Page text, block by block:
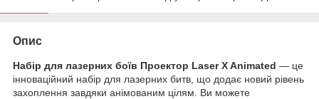
Опис
Набір для лазерних боїв Проектор Laser X Animated — це
інноваційний набір для лазерних битв, що додає новий рівень
захоплення завдяки анімованим цілям. Ви можете